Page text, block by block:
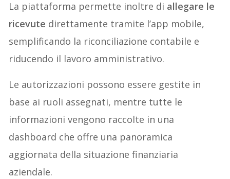
La piattaforma permette inoltre di allegare le
ricevute direttamente tramite l’app mobile,
semplificando la riconciliazione contabile e
riducendo il lavoro amministrativo.
Le autorizzazioni possono essere gestite in
base ai ruoli assegnati, mentre tutte le
informazioni vengono raccolte in una
dashboard che offre una panoramica
aggiornata della situazione finanziaria
aziendale.